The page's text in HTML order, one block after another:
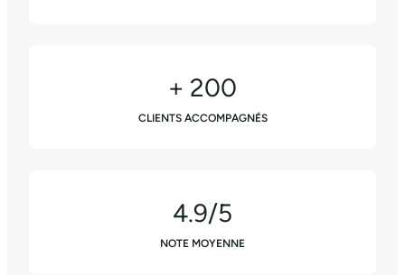
+ 200
CLIENTS ACCOMPAGNÉS
4.9/5
NOTE MOYENNE